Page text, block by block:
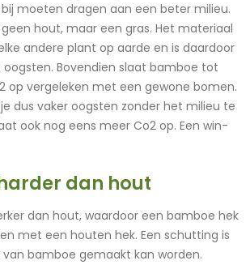
moeten dragen aan een beter milieu.
hout, maar een gras. Het materiaal
andere plant op aarde en is daardoor
Bovendien slaat bamboe tot
op vergeleken met een gewone bomen.
dus vaker oogsten zonder het milieu te
ook nog eens meer Co2 op. Een win-
dan hout
dan hout, waardoor een bamboe hek
met een houten hek. Een schutting is
bamboe gemaakt kan worden.